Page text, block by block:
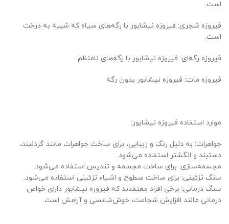
است.
فیروزه شجری: فیروزه نیشابور با رگه‌های سیاه که شبیه به درخت
است.
فیروزه رگه‌ای: فیروزه نیشابور با رگه‌های نامنظم
فیروزه مات: فیروزه نیشابور بدون رگه
موارد استفاده فیروزه نیشابور:
جواهرات: به دلیل رنگ و زیبایی، برای ساخت جواهرات مانند گردنبند،
دستبند و انگشتر استفاده می‌شود.
مجسمه‌سازی: برای ساخت مجسمه و تندیس استفاده می‌شود.
سنگ تزئینی: برای ساخت سطوح و اشیاء تزئینی استفاده می‌شود.
سنگ درمانی: برخی افراد معتقدند که فیروزه نیشابور دارای خواص
درمانی مانند افزایش شجاعت، خوش‌شانسی و آرامش است.